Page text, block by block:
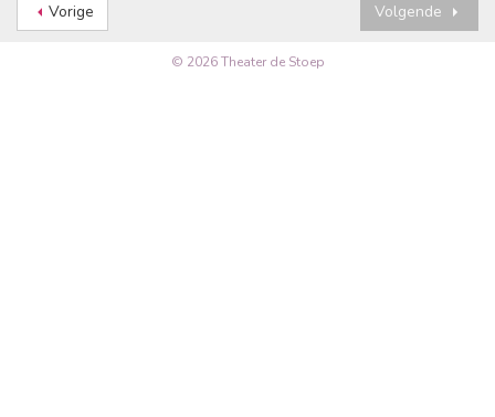
Vorige Volgende
© 2026 Theater de Stoep